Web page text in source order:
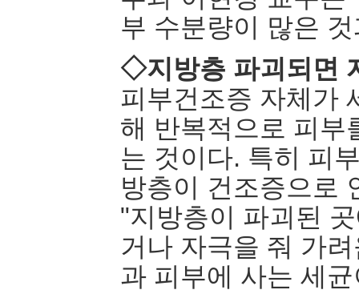
부 수분량이 많은
◇지방층 파괴되면
피부건조증 자체가
해 반복적으로 피부
는 것이다. 특히 피
방층이 건조증으로
"지방층이 파괴된
거나 자극을 줘 가
과 피부에 사는 세